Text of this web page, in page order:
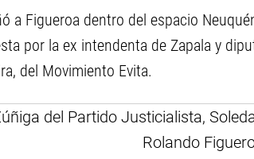
a Figueroa dentro del espacio
por la ex intendenta de Zapala y
del Movimiento Evita.